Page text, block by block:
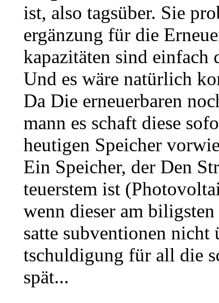
ist, also tagsüber. Sie
ergänzung für die
kapazitäten sind
Und es wäre natürlich
Da Die erneuerbaren
mann es schaft diese
heutigen Speicher
Ein Speicher, der Den
teuerstem ist
wenn dieser am
satte subventionen nicht
tschuldigung für all die
spät...